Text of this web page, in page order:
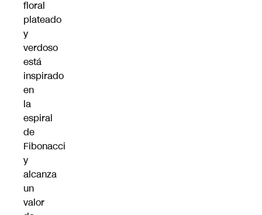
floral
plateado
y
verdoso
está
inspirado
en
la
espiral
de
Fibonacci
y
alcanza
un
valor